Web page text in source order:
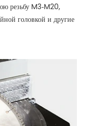
резьбу M3-M20,
головкой и другие